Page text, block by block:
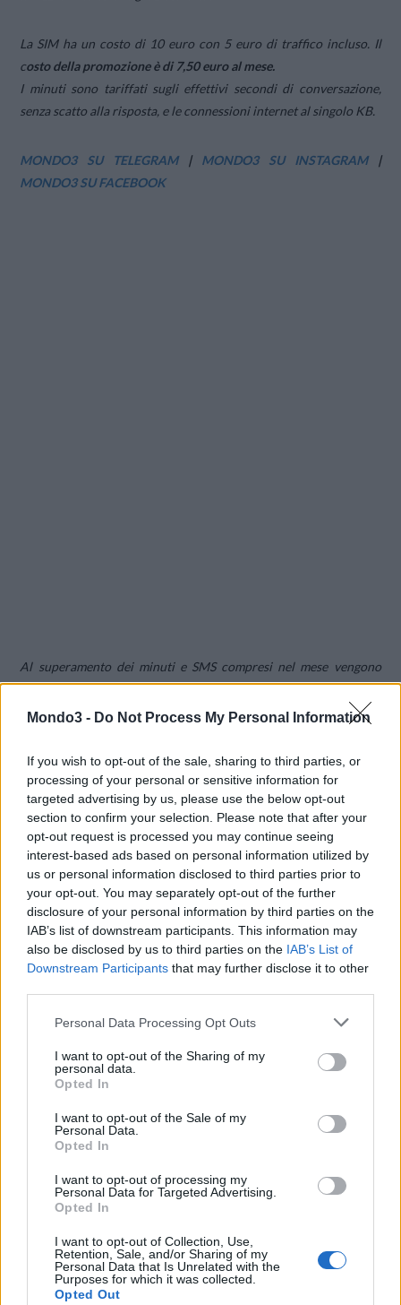
Mondo3 - Do Not Process My Personal Information
If you wish to opt-out of the sale, sharing to third parties, or
processing of your personal or sensitive information for
targeted advertising by us, please use the below opt-out
section to confirm your selection. Please note that after your
opt-out request is processed you may continue seeing
interest-based ads based on personal information utilized by
us or personal information disclosed to third parties prior to
your opt-out. You may separately opt-out of the further
disclosure of your personal information by third parties on the
IAB’s list of downstream participants. This information may
also be disclosed by us to third parties on the IAB’s List of
Downstream Participants that may further disclose it to other
Personal Data Processing Opt Outs
I want to opt-out of the Sharing of my
personal data.
Opted In
I want to opt-out of the Sale of my
Personal Data.
Opted In
I want to opt-out of processing my
Personal Data for Targeted Advertising.
Opted In
I want to opt-out of Collection, Use,
Retention, Sale, and/or Sharing of my
Personal Data that Is Unrelated with the
Purposes for which it was collected.
Opted Out
La SIM ha un costo di 10 euro con 5 euro di traffico incluso. Il
costo della promozione è di 7,50 euro al mese.
I minuti sono tariffati sugli effettivi secondi di conversazione,
senza scatto alla risposta, e le connessioni internet al singolo KB.
MONDO3 SU TELEGRAM| MONDO3 SU INSTAGRAM|
MONDO3 SU FACEBOOK
Al superamento dei minuti e SMS compresi nel mese vengono
applicate le condizioni del piano tariffario di base, mentre il
traffico internet è inibito.
Si può attivareSMART 15online oppure anche recandosi nel
punto vendita Coop più vicino.
Si può scoprire il negozio abilitato alla vendita di sim cliccando
Attenzione.
SMART 15non è compatibile con le promo delle categorie
“ChiamaTutti”, “Top” e “Smart” e con pacchetti “Web” nazionali.
CONDIVIDI QUESTO ARTICOLO:
E-mail LinkedIn Facebook
WhatsApp
LE MIGLIORI OFFERTE AMAZON